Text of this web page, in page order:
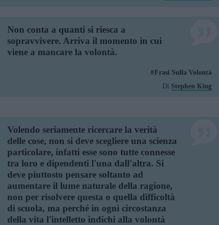
Non conta a quanti si riesca a
sopravvivere. Arriva il momento in cui
viene a mancare la volontà.
Frasi Sulla Volontà
Di Stephen King
Volendo seriamente ricercare la verità
delle cose, non si deve scegliere una scienza
particolare, infatti esse sono tutte connesse
tra loro e dipendenti l'una dall'altra. Si
deve piuttosto pensare soltanto ad
aumentare il lume naturale della ragione,
non per risolvere questa o quella difficoltà
di scuola, ma perché in ogni circostanza
della vita l'intelletto indichi alla volontà